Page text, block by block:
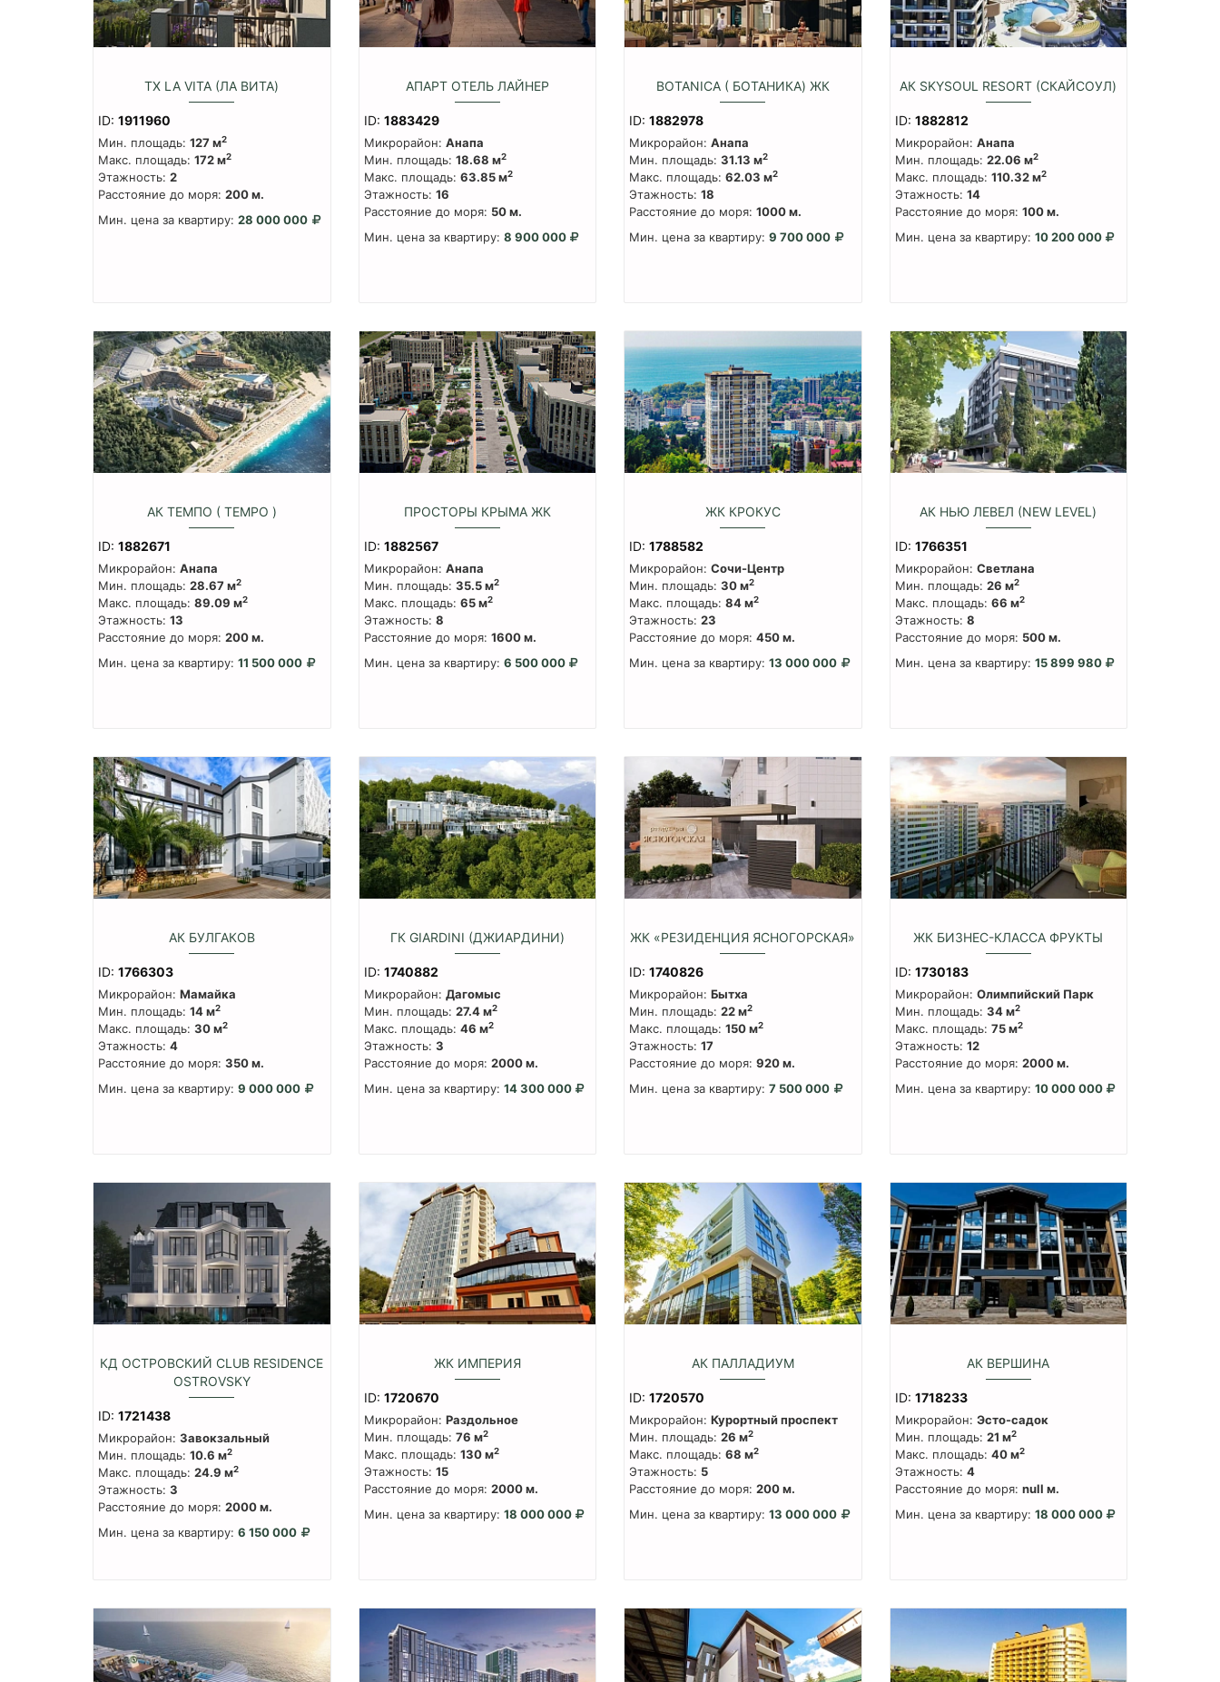
ТХ LA VITA (ЛА ВИТА)
ID: 1911960
Мин. площадь: 127 м2
Макс. площадь: 172 м2
Этажность: 2
Расстояние до моря: 200 м.
Мин. цена за квартиру: 28 000 000
АПАРТ ОТЕЛЬ ЛАЙНЕР
ID: 1883429
Микрорайон: Анапа
Мин. площадь: 18.68 м2
Макс. площадь: 63.85 м2
Этажность: 16
Расстояние до моря: 50 м.
Мин. цена за квартиру: 8 900 000
BOTANICA ( БОТАНИКА) ЖК
ID: 1882978
Микрорайон: Анапа
Мин. площадь: 31.13 м2
Макс. площадь: 62.03 м2
Этажность: 18
Расстояние до моря: 1000 м.
Мин. цена за квартиру: 9 700 000
АК SKYSOUL RESORT (СКАЙСОУЛ)
ID: 1882812
Микрорайон: Анапа
Мин. площадь: 22.06 м2
Макс. площадь: 110.32 м2
Этажность: 14
Расстояние до моря: 100 м.
Мин. цена за квартиру: 10 200 000
АК ТЕМПО ( TEMPO )
ID: 1882671
Микрорайон: Анапа
Мин. площадь: 28.67 м2
Макс. площадь: 89.09 м2
Этажность: 13
Расстояние до моря: 200 м.
Мин. цена за квартиру: 11 500 000
ПРОСТОРЫ КРЫМА ЖК
ID: 1882567
Микрорайон: Анапа
Мин. площадь: 35.5 м2
Макс. площадь: 65 м2
Этажность: 8
Расстояние до моря: 1600 м.
Мин. цена за квартиру: 6 500 000
ЖК КРОКУС
ID: 1788582
Микрорайон: Сочи-Центр
Мин. площадь: 30 м2
Макс. площадь: 84 м2
Этажность: 23
Расстояние до моря: 450 м.
Мин. цена за квартиру: 13 000 000
АК НЬЮ ЛЕВЕЛ (NEW LEVEL)
ID: 1766351
Микрорайон: Светлана
Мин. площадь: 26 м2
Макс. площадь: 66 м2
Этажность: 8
Расстояние до моря: 500 м.
Мин. цена за квартиру: 15 899 980
АК БУЛГАКОВ
ID: 1766303
Микрорайон: Мамайка
Мин. площадь: 14 м2
Макс. площадь: 30 м2
Этажность: 4
Расстояние до моря: 350 м.
Мин. цена за квартиру: 9 000 000
ГК GIARDINI (ДЖИАРДИНИ)
ID: 1740882
Микрорайон: Дагомыс
Мин. площадь: 27.4 м2
Макс. площадь: 46 м2
Этажность: 3
Расстояние до моря: 2000 м.
Мин. цена за квартиру: 14 300 000
ЖК «РЕЗИДЕНЦИЯ ЯСНОГОРСКАЯ»
ID: 1740826
Микрорайон: Бытха
Мин. площадь: 22 м2
Макс. площадь: 150 м2
Этажность: 17
Расстояние до моря: 920 м.
Мин. цена за квартиру: 7 500 000
ЖК БИЗНЕС-КЛАССА ФРУКТЫ
ID: 1730183
Микрорайон: Олимпийский Парк
Мин. площадь: 34 м2
Макс. площадь: 75 м2
Этажность: 12
Расстояние до моря: 2000 м.
Мин. цена за квартиру: 10 000 000
КД ОСТРОВСКИЙ CLUB RESIDENCE
OSTROVSKY
ID: 1721438
Микрорайон: Завокзальный
Мин. площадь: 10.6 м2
Макс. площадь: 24.9 м2
Этажность: 3
Расстояние до моря: 2000 м.
Мин. цена за квартиру: 6 150 000
ЖК ИМПЕРИЯ
ID: 1720670
Микрорайон: Раздольное
Мин. площадь: 76 м2
Макс. площадь: 130 м2
Этажность: 15
Расстояние до моря: 2000 м.
Мин. цена за квартиру: 18 000 000
АК ПАЛЛАДИУМ
ID: 1720570
Микрорайон: Курортный проспект
Мин. площадь: 26 м2
Макс. площадь: 68 м2
Этажность: 5
Расстояние до моря: 200 м.
Мин. цена за квартиру: 13 000 000
АК ВЕРШИНА
ID: 1718233
Микрорайон: Эсто-садок
Мин. площадь: 21 м2
Макс. площадь: 40 м2
Этажность: 4
Расстояние до моря: null м.
Мин. цена за квартиру: 18 000 000